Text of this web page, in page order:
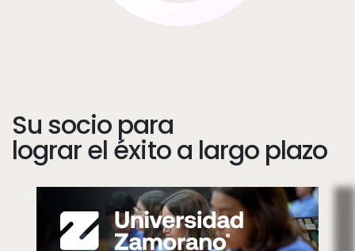
Su socio para
lograr el éxito a largo plazo
Image